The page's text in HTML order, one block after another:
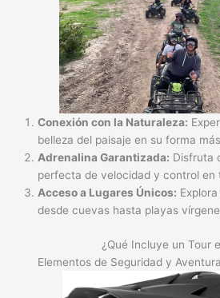
Conexión con la Naturaleza:
belleza del paisaje en su forma
Adrenalina Garantizada: Disfruta
perfecta de velocidad y control en
Acceso a Lugares Únicos:
desde cuevas hasta playas
¿Qué Incluye un Tour
Elementos de Seguridad y